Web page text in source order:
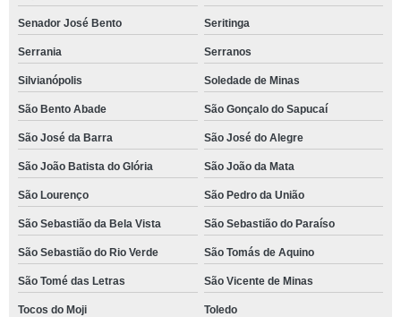
Senador José Bento Seritinga
Serrania Serranos
Silvianópolis Soledade de Minas
São Bento Abade São Gonçalo do Sapucaí
São José da Barra São José do Alegre
São João Batista do Glória São João da Mata
São Lourenço São Pedro da União
São Sebastião da Bela Vista São Sebastião do Paraíso
São Sebastião do Rio Verde São Tomás de Aquino
São Tomé das Letras São Vicente de Minas
Tocos do Moji Toledo